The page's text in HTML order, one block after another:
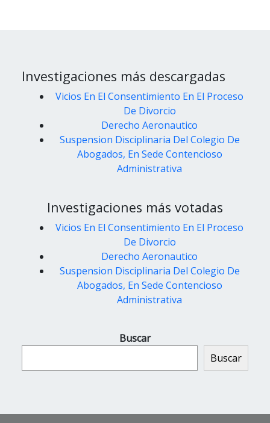
Investigaciones más descargadas
Vicios En El Consentimiento En El Proceso
De Divorcio
Derecho Aeronautico
Suspension Disciplinaria Del Colegio De
Abogados, En Sede Contencioso
Administrativa
Investigaciones más votadas
Vicios En El Consentimiento En El Proceso
De Divorcio
Derecho Aeronautico
Suspension Disciplinaria Del Colegio De
Abogados, En Sede Contencioso
Administrativa
Buscar
Buscar